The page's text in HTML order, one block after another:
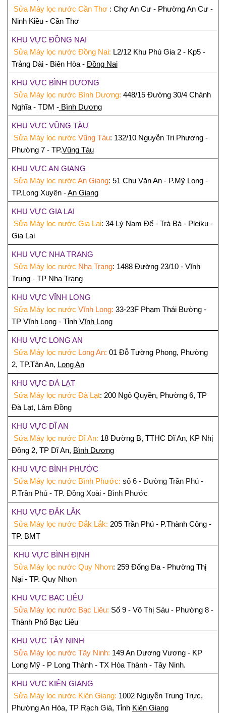
Sửa Máy lọc nước Cần Thơ : Chợ An Cư - Phường An Cư -
Ninh Kiều - Cần Thơ
KHU VỰC ĐỒNG NAI
Sửa Máy lọc nước Đồng Nai: L2/12 Khu Phú Gia 2 - Kp5 -
Trảng Dài - Biên Hòa - Đồng Nai
KHU VỰC BÌNH DƯƠNG
Sửa Máy lọc nước Bình Dương: 448/15 Đường 30/4 Chánh
Nghĩa - TDM -Bình Dương
KHU VỰC VŨNG TÀU
Sửa Máy lọc nước Vũng Tàu: 132/10 Nguyễn Tri Phương -
Phường 7 - TP.Vũng Tàu
KHU VỰC AN GIANG
Sửa Máy lọc nước An Giang: 51 Chu Văn An - P.Mỹ Long -
TP.Long Xuyên -An Giang
KHU VỰC GIA LAI
Sửa Máy lọc nước Gia Lai: 34 Lý Nam Đế - Trà Bá - Pleiku -
Gia Lai
KHU VỰC NHA TRANG
Sửa Máy lọc nước Nha Trang: 1488 Đường 23/10 - Vĩnh
Trung - TP Nha Trang
KHU VỰC VĨNH LONG
Sửa Máy lọc nước Vĩnh Long: 33-23F Phạm Thái Bường -
TP Vĩnh Long - Tỉnh Vĩnh Long
KHU VỰC LONG AN
Sửa Máy lọc nước Long An: 01 Đỗ Tường Phong, Phường
2, TP.Tân An, Long An
KHU VỰC ĐÀ LẠT
Sửa Máy lọc nước Đà Lạt: 200 Ngô Quyền, Phường 6, TP
Đà Lạt, Lâm Đồng
KHU VỰC DĨ AN
Sửa Máy lọc nước Dĩ An: 18 Đường B, TTHC Dĩ An, KP Nhị
Đồng 2, TP Dĩ An, Bình Dương
KHU VỰC BÌNH PHƯỚC
Sửa Máy lọc nước Bình Phước: số 6 - Đường Trần Phú -
P.Trần Phú - TP. Đồng Xoài - Bình Phước
KHU VỰC ĐẮK LẮK
Sửa Máy lọc nước Đắk Lắk: 205 Trần Phú - P.Thành Công -
TP. BMT
KHU VỰC BÌNH ĐỊNH
Sửa Máy lọc nước Quy Nhơn: 259 Đống Đa - Phường Thị
Nại - TP. Quy Nhơn
KHU VỰC BẠC LIÊU
Sửa Máy lọc nước Bạc Liêu: Số 9 - Võ Thị Sáu - Phường 8 -
Thành Phố Bạc Liêu
KHU VỰC TÂY NINH
Sửa Máy lọc nước Tây Ninh: 149 An Dương Vương - KP
Long Mỹ - P Long Thành - TX Hòa Thành - Tây Ninh.
KHU VỰC KIÊN GIANG
Sửa Máy lọc nước Kiên Giang: 1002 Nguyễn Trung Trực,
Phường An Hòa, TP Rạch Giá, Tỉnh Kiên Giang